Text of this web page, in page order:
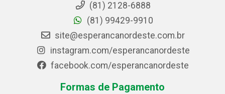
(81) 2128-6888
(81) 99429-9910
site@esperancanordeste.com.br
instagram.com/esperancanordeste
facebook.com/esperancanordeste
Formas de Pagamento